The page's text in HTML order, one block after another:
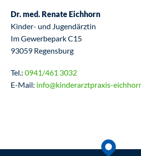
Dr. med. Renate Eichhorn
Kinder- und Jugendärztin
Im Gewerbepark C15
93059 Regensburg
Tel.:0941/461 3032
E-Mail: info kinderarztpraxis-